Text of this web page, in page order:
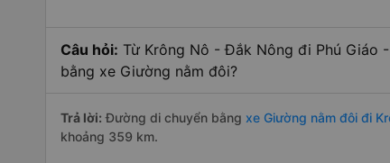
Câu hỏi: Từ Krông Nô - Đắk Nông đi Phú Giáo
bằng xe Giường nằm đôi?
Trả lời: Đường di chuyển bằng xe Giường nằm đôi đi
khoảng 359 km.